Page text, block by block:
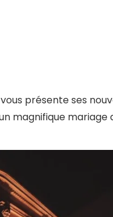
présente ses
magnifique mariage